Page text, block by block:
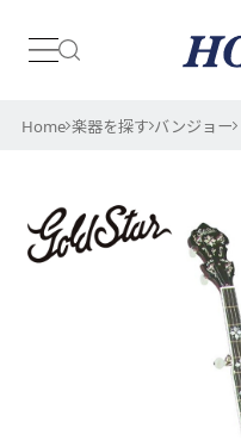
日本
Home 楽器を探す バンジョー